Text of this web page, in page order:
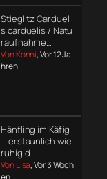
Stieglitz Cardueli
s carduelis / Natu
raufnahme…
Von Konni, Vor 12 Ja
hren
Hänfling im Käfig
… erstaunlich wie
ruhig d…
Von Lisa, Vor 3 Woch